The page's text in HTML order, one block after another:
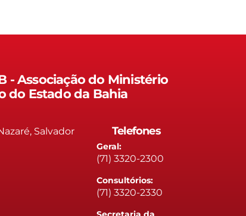
- Associação do Ministério
do Estado da Bahia
Salvador
Telefones
Geral:
(71) 3320-2300
Consultórios:
(71) 3320-2330